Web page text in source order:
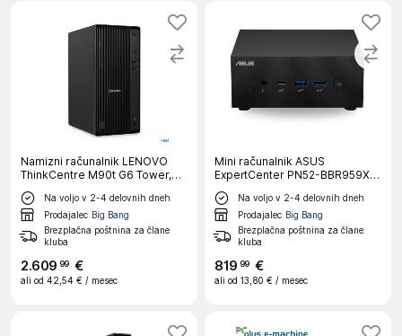
Namizni računalnik LENOVO
ThinkCentre M90t G6 Tower,
Intel Core Ultra 7 265, 32 GB
RAM, 1 TB SSD, W11P
Na voljo v 2-4 delovnih dneh
Prodajalec Big Bang
Brezplačna poštnina za člane
kluba
2.609 99 €
ali od 42,54 € / mesec
Mini računalnik ASUS
ExpertCenter PN52-BBR959XD
Ryzen 9 5900HX, 16 GB RAM,
512 GB SSD, W11P|Pisarna
Na voljo v 2-4 delovnih dneh
Prodajalec Big Bang
Brezplačna poštnina za člane
kluba
819 99 €
ali od 13,80 € / mesec